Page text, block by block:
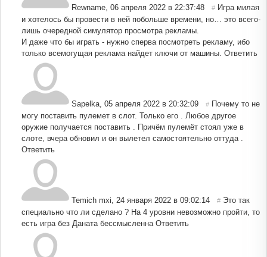
Rewname 06 апреля 2022 в 22:37:48 # Игра милая
и хотелось бы провести в ней побольше времени, но… это всего-
лишь очередной симулятор просмотра рекламы.
И даже что бы играть - нужно сперва посмотреть рекламу, ибо
только всемогущая реклама найдет ключи от машины. Ответить
Sapelka 05 апреля 2022 в 20:32:09 # Почему то не
могу поставить пулемет в слот. Только его . Любое другое
оружие получается поставить . Причём пулемёт стоял уже в
слоте, вчера обновил и он вылетел самостоятельно оттуда .
Ответить
Temich mxi 24 января 2022 в 09:02:14 # Это так
специально что ли сделано ? На 4 уровни невозможно пройти, то
есть игра без Даната бессмысленна Ответить